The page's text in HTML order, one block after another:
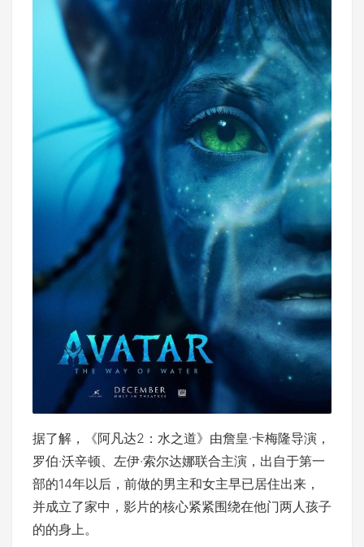
据了解，《阿凡达2：水之道》由詹皇·卡梅隆导演，
罗伯·沃辛顿、左伊·索尔达娜联合主演，出自于第一
部的14年以后，前做的男主和女主早已居住出来，
并成立了家中，影片的核心紧紧围绕在他门两人孩子
的的身上。